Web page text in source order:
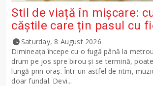
Stil de viață în mișcare:
căștile care țin pasul cu
Saturday, 8 August 2026
Dimineața începe cu o fugă până la
drum pe jos spre birou și se termină,
lungă prin oraș. Într-un astfel de ritm,
doar fundal. Devi...